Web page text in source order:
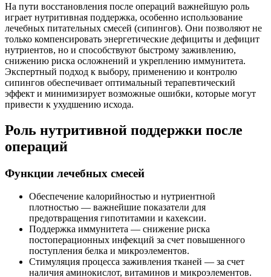
На пути восстановления после операций важнейшую роль
играет нутритивная поддержка, особенно использование
лечебных питательных смесей (сипингов). Они позволяют не
только компенсировать энергетические дефициты и дефицит
нутриентов, но и способствуют быстрому заживлению,
снижению риска осложнений и укреплению иммунитета.
Экспертный подход к выбору, применению и контролю
сипингов обеспечивает оптимальный терапевтический
эффект и минимизирует возможные ошибки, которые могут
привести к ухудшению исхода.
Роль нутритивной поддержки после
операций
Функции лечебных смесей
Обеспечение калорийностью и нутриентной
плотностью — важнейшие показатели для
предотвращения гипотитамии и кахексии.
Поддержка иммунитета — снижение риска
постоперационных инфекций за счет повышенного
поступления белка и микроэлементов.
Стимуляция процесса заживления тканей — за счет
наличия аминокислот, витаминов и микроэлементов.